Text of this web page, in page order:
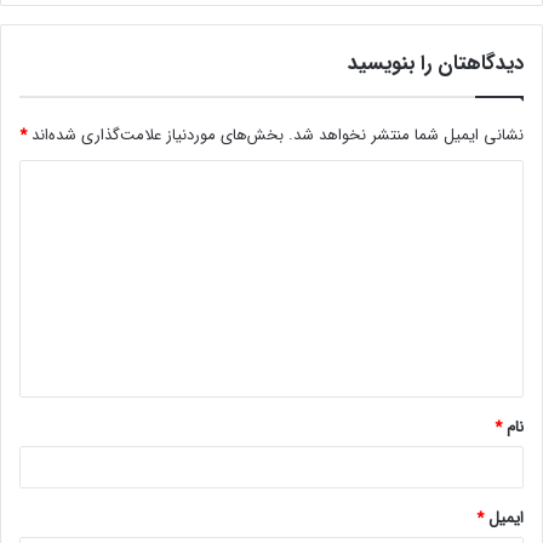
وجود داشته که بخش عظیمی از پوشش بیمه ای بعضا تا بیش از ۷۰
درصد کار به شرکتهای اتکائی چینی واگذار شود به عبارتی این انتظار
ایرانی با چینی باید صنعت بیمه ایران این قدرت تعامل را داشته
بنابراین کاهش نرخ حق بیمه های اعتباری می تواند ره آورد این
پیمان باشد.
-ایا صنعت بیمه طی این سالها توانسته است فنون بیمه گری و
توسعه منابع انسانی را تقویت کند تا در نهایت عرصه برای فعالیت با
دیدگاهتان را بنویسید
نشانی ایمیل شما منتشر نخواهد شد. بخش‌های موردنیاز علامت‌گذاری شده‌اند*
نام*
ایمیل*